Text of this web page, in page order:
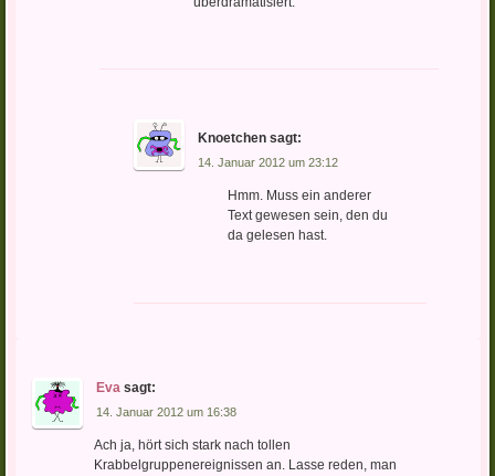
Knoetchen sagt:
14. Januar 2012 um 23:12
Hmm. Muss ein anderer
Text gewesen sein, den du
da gelesen hast.
Eva sagt:
14. Januar 2012 um 16:38
Ach ja, hört sich stark nach tollen
Krabbelgruppenereignissen an. Lasse reden, man